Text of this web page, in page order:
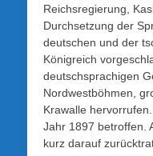
Reichsregierung,
Durchsetzung der
deutschen und der
Königreich
deutschsprachigen
Nordwestböhmen,
Krawalle
Jahr 1897 betroffen.
kurz darauf